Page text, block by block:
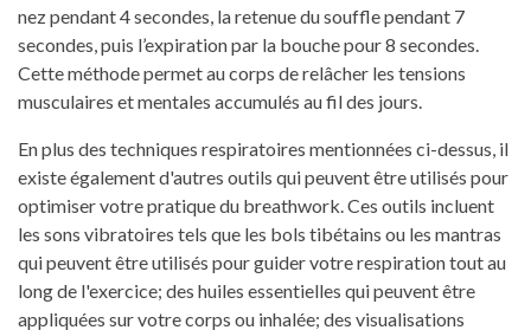
nez pendant 4 secondes, la retenue du souffle pendant 7
secondes, puis l’expiration par la bouche pour 8 secondes.
Cette méthode permet au corps de relâcher les tensions
musculaires et mentales accumulés au fil des jours.
En plus des techniques respiratoires mentionnées ci-dessus, il
existe également d'autres outils qui peuvent être utilisés pour
optimiser votre pratique du breathwork. Ces outils incluent
les sons vibratoires tels que les bols tibétains ou les mantras
qui peuvent être utilisés pour guider votre respiration tout au
long de l'exercice; des huiles essentielles qui peuvent être
appliquées sur votre corps ou inhalée; des visualisations